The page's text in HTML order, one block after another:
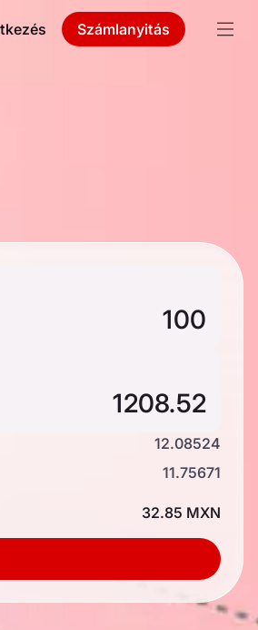
Számlanyitás
12.08524
11.75671
32.85 MXN